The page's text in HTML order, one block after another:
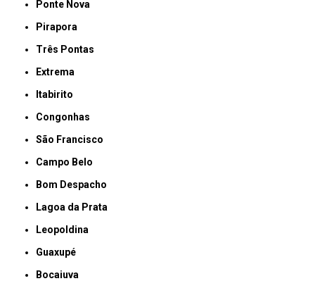
Ponte Nova
Pirapora
Três Pontas
Extrema
Itabirito
Congonhas
São Francisco
Campo Belo
Bom Despacho
Lagoa da Prata
Leopoldina
Guaxupé
Bocaiuva